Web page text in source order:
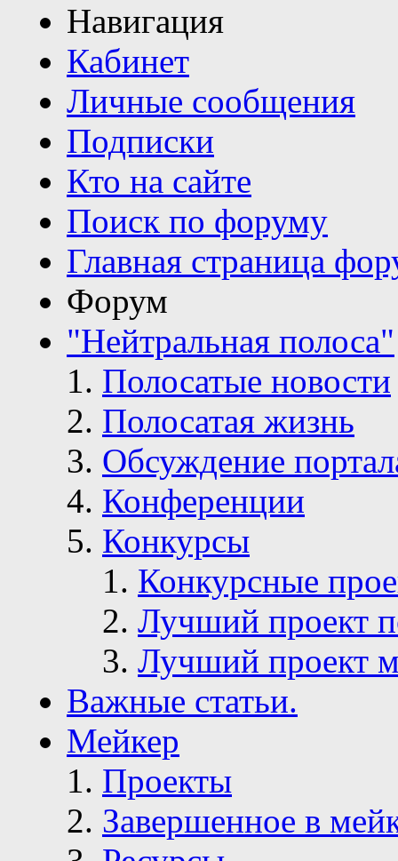
Навигация
Кабинет
Личные сообщения
Подписки
Кто на сайте
Поиск по форуму
Главная страница
Форум
"Нейтральная полоса"
Полосатые новости
Полосатая жизнь
Обсуждение
Конференции
Конкурсы
Конкурсные
Лучший проект
Лучший проект
Важные статьи.
Мейкер
Проекты
Завершенное в